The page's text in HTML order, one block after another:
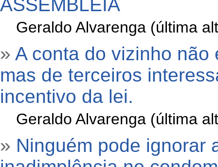
ASSEMBLEIA
Geraldo Alvarenga (última
» A conta do vizinho
mas de terceiros
incentivo da lei.
Geraldo Alvarenga (última
» Ninguém pode ignorar